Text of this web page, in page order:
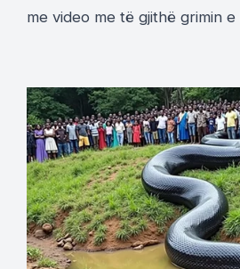
me video me të gjithë grimin e